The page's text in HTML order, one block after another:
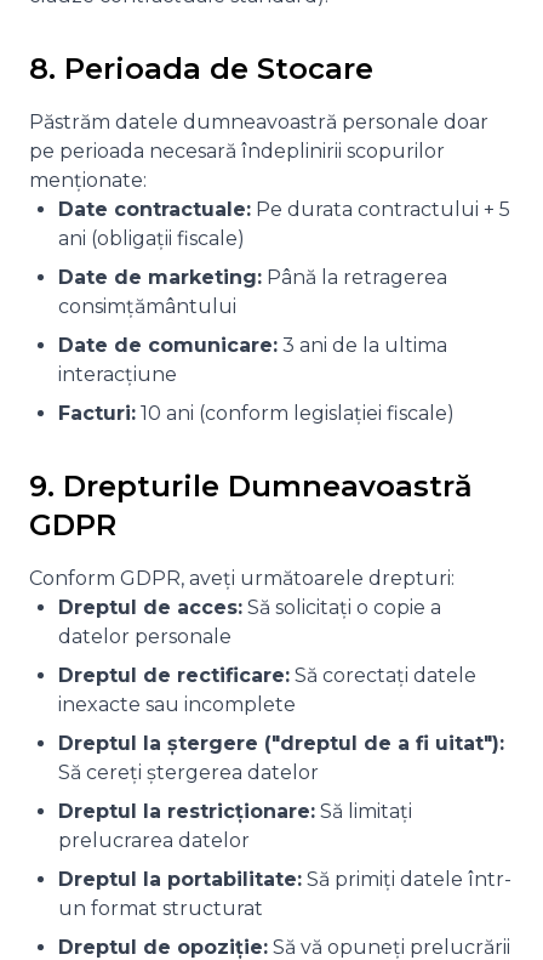
8. Perioada de Stocare
Păstrăm datele dumneavoastră personale doar
pe perioada necesară îndeplinirii scopurilor
menționate:
Date contractuale: Pe durata contractului + 5
ani (obligații fiscale)
Date de marketing: Până la retragerea
consimțământului
Date de comunicare: 3 ani de la ultima
interacțiune
Facturi: 10 ani (conform legislației fiscale)
9. Drepturile Dumneavoastră
GDPR
Conform GDPR, aveți următoarele drepturi:
Dreptul de acces: Să solicitați o copie a
datelor personale
Dreptul de rectificare: Să corectați datele
inexacte sau incomplete
Dreptul la ștergere ("dreptul de a fi uitat"):
Să cereți ștergerea datelor
Dreptul la restricționare: Să limitați
prelucrarea datelor
Dreptul la portabilitate: Să primiți datele într-
un format structurat
Dreptul de opoziție: Să vă opuneți prelucrării